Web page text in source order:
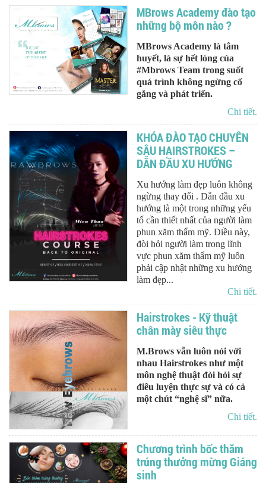
MBrows Academy đào tạo
những bộ môn nào ?
MBrows Academy là tâm
huyết, là sự hết lòng của
#Mbrows Team trong suốt
quá trình không ngừng cố
gắng và phát triển.
Chi tiết.
KHÓA ĐÀO TẠO CHUYÊN
SÂU HAIRSTROKES –
DẪN ĐẦU XU HƯỚNG
Xu hướng làm đẹp luôn không
ngừng thay đổi . Dẫn đầu xu
hướng là một trong những yếu
tố cần thiết nhất của người làm
phun xăm thẩm mỹ. Điều này,
đòi hỏi người làm trong lĩnh
vực phun xăm thẩm mỹ luôn
phải cập nhật những xu hướng
làm đẹp...
Chi tiết.
Hairstrokes - Kỹ thuật
chân mày siêu thực
M.Brows vẫn luôn nói với
nhau Hairstrokes như một
môn nghệ thuật đòi hỏi sự
điêu luyện thực sự và có cả
một chút “nghệ sĩ” nữa.
Chi tiết.
Chương trình bốc thăm
trúng thưởng mừng Giáng
sinh